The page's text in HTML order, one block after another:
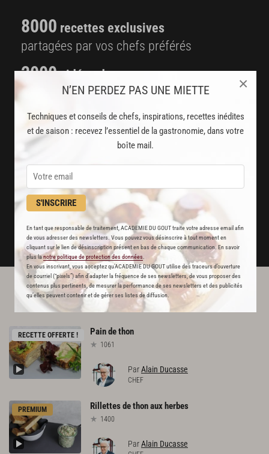
N’EN PERDEZ PAS UNE MIETTE
Techniques et conseils de chefs, inspirations, recettes inédites
et de saison : recevez l’essentiel de la gastronomie, dans votre
boîte mail.
S'INSCRIRE
En tant que responsable de traitement, ACADEMIE DU GOUT traite votre adresse email afin
de vous adresser des newsletters. Vous pouvez vous désinscrire à tout moment en
cliquant sur le lien de désinscription présent en bas de chaque communication. En savoir
plus lanotre politique de protection des données
En vous inscrivant, vous acceptez qu'ACADEMIE DU GOUT utilise des traceurs d’ouverture
de courriel (“pixels”) afin d’adapter la fréquence de ses newsletters, de vous proposer des
contenus plus pertinents, de mesurer la performance de ses newsletters et des publicités
qu’elles peuvent contenir et de gérer ses listes de diffusion.
×
8000 recettes exclusives
partagées par vos chefs préférés
2000vidéos de recettes
et techniques de cuisine et pâtisserie
Des nouveautés
disponibles chaque semaine
Stop pub
un service garanti sans publicité
JE M'ABONNE
DÉJÀ ABONNÉ(E) ? JE ME CONNECTE
L'ACADÉMIE DU GOÛT VOUS
RECOMMANDE
RECETTE OFFERTE ! Paindethon
1061
ParAlain Ducasse
CHEF
PREMIUM Rillettesdethonaux herbes
1400
ParAlain Ducasse